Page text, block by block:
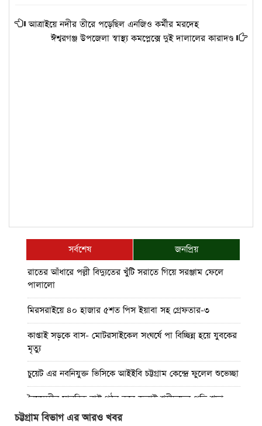
আত্রাইয়ে নদীর তীরে পড়েছিল এনজিও কর্মীর মরদেহ
ঈশ্বরগঞ্জ উপজেলা স্বাস্থ্য কমপ্লেক্সে দুই দালালের কারাদণ্ড
সর্বশেষ
জনপ্রিয়
রাতের আঁধারে পল্লী বিদ্যুতের খুঁটি সরাতে গিয়ে সরঞ্জাম ফেলে
পালালো
মিরসরাইয়ে ৪০ হাজার ৫শত পিস ইয়াবা সহ গ্রেফতার-৩
কাপ্তাই সড়কে বাস- মোটরসাইকেল সংঘর্ষে পা বিচ্ছিন্ন হয়ে যুবকের
মৃত্যু
চুয়েট এর নবনিযুক্ত ভিসিকে আইইবি চট্টগ্রাম কেন্দ্রে ফুলেল শুভেচ্ছা
বৈষম্যহীন মানবিক রাষ্ট্র গঠন করে জুলাই শহীদদের প্রতি শ্রদ্ধা
জানাতে হবে : জননেতা সাইফুল হক
চট্টগ্রাম বিভাগ এর আরও খবর